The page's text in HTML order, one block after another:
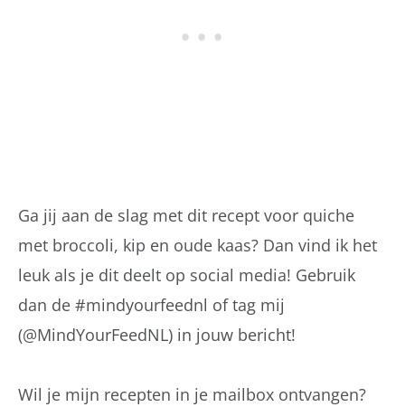
Ga jij aan de slag met dit recept voor quiche
met broccoli, kip en oude kaas? Dan vind ik het
leuk als je dit deelt op social media! Gebruik
dan de #mindyourfeednl of tag mij
(@MindYourFeedNL) in jouw bericht!
Wil je mijn recepten in je mailbox ontvangen?